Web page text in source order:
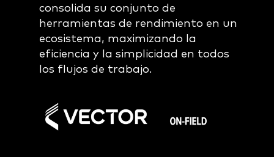
consolida su conjunto de
herramientas de rendimiento en un
ecosistema, maximizando la
eficiencia y la simplicidad en todos
los flujos de trabajo.